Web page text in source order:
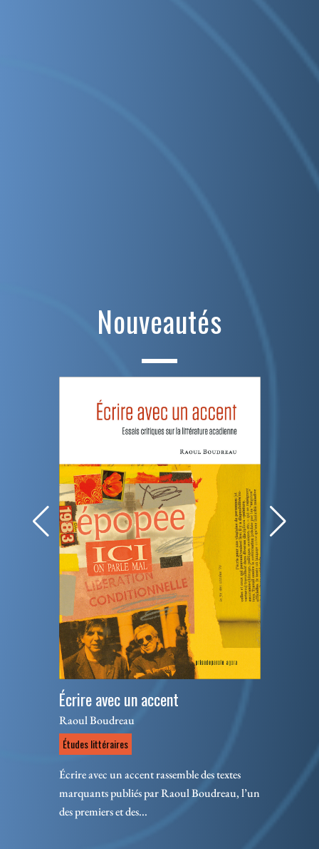
Nouveautés
Écrire avec un accent
Raoul Boudreau
Études littéraires
Écrire avec un accent rassemble des textes
marquants publiés par Raoul Boudreau, l’un
des premiers et des...